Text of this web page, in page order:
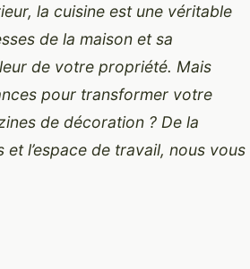
, la cuisine est une véritable
de la maison et sa
de votre propriété. Mais
pour transformer votre
de décoration ? De la
l’espace de travail, nous vous